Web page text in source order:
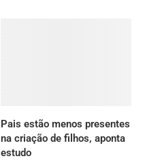
Pais estão menos presentes
na criação de filhos, aponta
estudo